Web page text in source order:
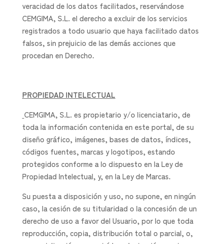
veracidad de los datos facilitados, reservándose
CEMGIMA, S.L. el derecho a excluir de los servicios
registrados a todo usuario que haya facilitado datos
falsos, sin prejuicio de las demás acciones que
procedan en Derecho.
PROPIEDAD INTELECTUAL
CEMGIMA, S.L. es propietario y/o licenciatario, de
toda la información contenida en este portal, de su
diseño gráfico, imágenes, bases de datos, índices,
códigos fuentes, marcas y logotipos, estando
protegidos conforme a lo dispuesto en la Ley de
Propiedad Intelectual, y, en la Ley de Marcas.
Su puesta a disposición y uso, no supone, en ningún
caso, la cesión de su titularidad o la concesión de un
derecho de uso a favor del Usuario, por lo que toda
reproducción, copia, distribución total o parcial, o,